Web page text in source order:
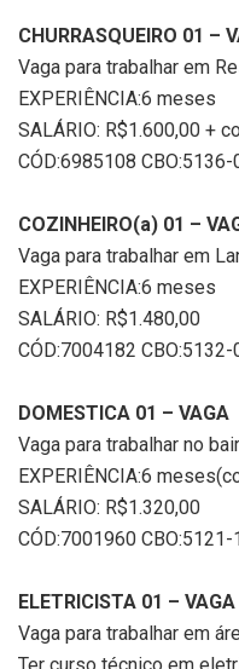
CHURRASQUEIRO 01 –
Vaga para trabalhar em
EXPERIÊNCIA:6 meses
SALÁRIO: R$1.600,00 +
CÓD:6985108 CBO:5136-
COZINHEIRO(a) 01 –
Vaga para trabalhar em
EXPERIÊNCIA:6 meses
SALÁRIO: R$1.480,00
CÓD:7004182 CBO:5132-
DOMESTICA 01 – VAGA
Vaga para trabalhar no
EXPERIÊNCIA:6
SALÁRIO: R$1.320,00
CÓD:7001960 CBO:5121-
ELETRICISTA 01 – VAGA
Vaga para trabalhar em